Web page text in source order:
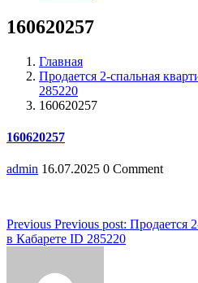
160620257
Главная
Продается 2-спальная
285220
160620257
160620257
admin 16.07.2025 0 Comment
Навигация
по
записям
Previous Previous post: Продается
в Кабарете ID 285220